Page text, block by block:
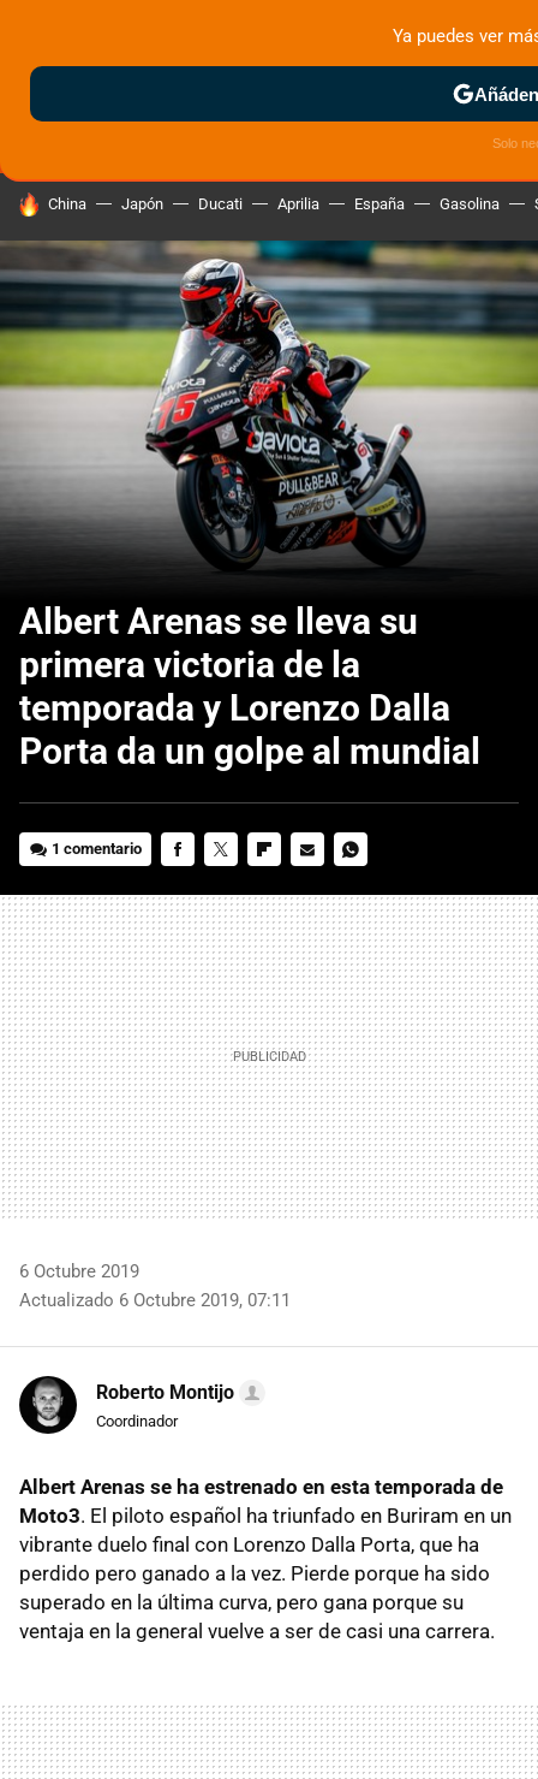
MENÚ NUEVO
MOTOS ELÉCTRICAS
HOY SE HABLA DE
China Japón Ducati Aprilia España Gasolina
Albert Arenas se lleva su
primera victoria de la
temporada y Lorenzo Dalla
Porta da un golpe al mundial
1 comentario
MAIL
6 Octubre 2019
Actualizado 6 Octubre 2019, 07:11
Roberto Montijo
Coordinador
Albert Arenas se ha estrenado en esta temporada de
Moto3. El piloto español ha triunfado en Buriram en un
vibrante duelo final con Lorenzo Dalla Porta, que ha
perdido pero ganado a la vez. Pierde porque ha sido
superado en la última curva, pero gana porque su
ventaja en la general vuelve a ser de casi una carrera.
Ya puedes ver
Solo